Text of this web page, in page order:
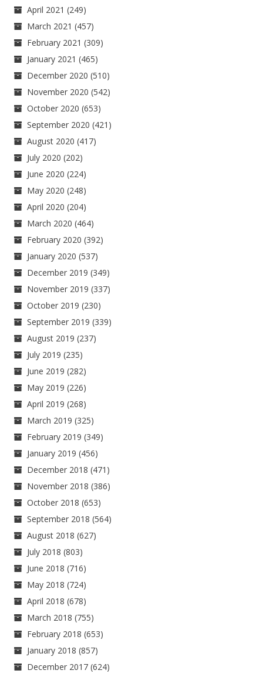
April 2021 (249)
March 2021 (457)
February 2021 (309)
January 2021 (465)
December 2020 (510)
November 2020 (542)
October 2020 (653)
September 2020 (421)
August 2020 (417)
July 2020 (202)
June 2020 (224)
May 2020 (248)
April 2020 (204)
March 2020 (464)
February 2020 (392)
January 2020 (537)
December 2019 (349)
November 2019 (337)
October 2019 (230)
September 2019 (339)
August 2019 (237)
July 2019 (235)
June 2019 (282)
May 2019 (226)
April 2019 (268)
March 2019 (325)
February 2019 (349)
January 2019 (456)
December 2018 (471)
November 2018 (386)
October 2018 (653)
September 2018 (564)
August 2018 (627)
July 2018 (803)
June 2018 (716)
May 2018 (724)
April 2018 (678)
March 2018 (755)
February 2018 (653)
January 2018 (857)
December 2017 (624)